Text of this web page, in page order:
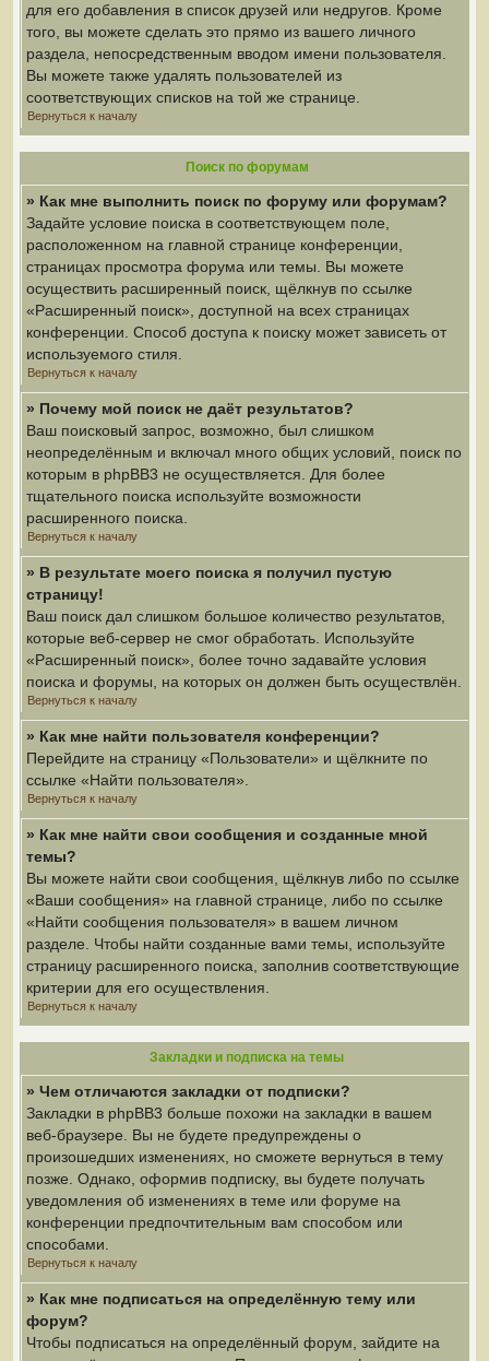
для его добавления в список друзей или недругов. Кроме
того, вы можете сделать это прямо из вашего личного
раздела, непосредственным вводом имени пользователя.
Вы можете также удалять пользователей из
соответствующих списков на той же странице.
Вернуться к началу
Поиск по форумам
» Как мне выполнить поиск по форуму или форумам?
Задайте условие поиска в соответствующем поле,
расположенном на главной странице конференции,
страницах просмотра форума или темы. Вы можете
осуществить расширенный поиск, щёлкнув по ссылке
«Расширенный поиск», доступной на всех страницах
конференции. Способ доступа к поиску может зависеть от
используемого стиля.
Вернуться к началу
» Почему мой поиск не даёт результатов?
Ваш поисковый запрос, возможно, был слишком
неопределённым и включал много общих условий, поиск по
которым в phpBB3 не осуществляется. Для более
тщательного поиска используйте возможности
расширенного поиска.
Вернуться к началу
» В результате моего поиска я получил пустую
страницу!
Ваш поиск дал слишком большое количество результатов,
которые веб-сервер не смог обработать. Используйте
«Расширенный поиск», более точно задавайте условия
поиска и форумы, на которых он должен быть осуществлён.
Вернуться к началу
» Как мне найти пользователя конференции?
Перейдите на страницу «Пользователи» и щёлкните по
ссылке «Найти пользователя».
Вернуться к началу
» Как мне найти свои сообщения и созданные мной
темы?
Вы можете найти свои сообщения, щёлкнув либо по ссылке
«Ваши сообщения» на главной странице, либо по ссылке
«Найти сообщения пользователя» в вашем личном
разделе. Чтобы найти созданные вами темы, используйте
страницу расширенного поиска, заполнив соответствующие
критерии для его осуществления.
Вернуться к началу
Закладки и подписка на темы
» Чем отличаются закладки от подписки?
Закладки в phpBB3 больше похожи на закладки в вашем
веб-браузере. Вы не будете предупреждены о
произошедших изменениях, но сможете вернуться в тему
позже. Однако, оформив подписку, вы будете получать
уведомления об изменениях в теме или форуме на
конференции предпочтительным вам способом или
способами.
Вернуться к началу
» Как мне подписаться на определённую тему или
форум?
Чтобы подписаться на определённый форум, зайдите на